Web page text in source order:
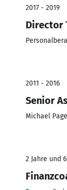
2017 - 2019
Director
2011 - 2016
Senior
Michael Page
2 Jahre und